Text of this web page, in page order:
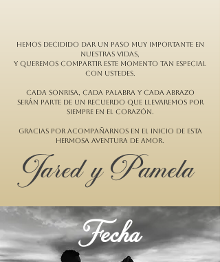
Hemos decidido dar un paso muy importante en
nuestras vidas,
y queremos compartir este momento tan especial
con ustedes.
Cada sonrisa, cada palabra y cada abrazo
serán parte de un recuerdo que llevaremos por
siempre en el corazón.
Gracias por acompañarnos en el inicio de esta
hermosa aventura de amor.
Jared y Pamela
Fecha